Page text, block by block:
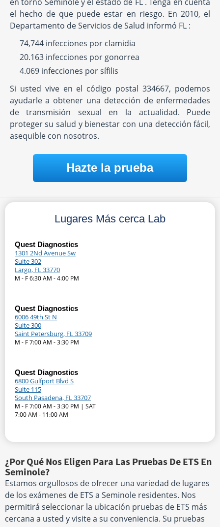
el hecho de que puede estar en riesgo. En 2010, el
Departamento de Servicios de Salud informó FL :
74,744 infecciones por clamidia
20.163 infecciones por gonorrea
4.069 infecciones por sífilis
Si usted vive en el código postal 334667, podemos
ayudarle a obtener una detección de enfermedades
de transmisión sexual en la actualidad. Puede
proteger su salud y bienestar con una detección fácil,
asequible con nosotros.
Hazte la prueba
Lugares Más cerca Lab
Quest Diagnostics
1301 2Nd Avenue Sw
Suite 302
Largo, FL 33770
M - F 6:30 AM - 4:00 PM
Quest Diagnostics
6006 49th St N
Suite 300
Saint Petersburg, FL 33709
M - F 7:00 AM - 3:30 PM
Quest Diagnostics
6800 Gulfport Blvd S
Suite 115
South Pasadena, FL 33707
M - F 7:00 AM - 3:30 PM | SAT
7:00 AM - 11:00 AM
¿Por Qué Nos Eligen Para Las Pruebas De ETS En
Seminole?
Estamos orgullosos de ofrecer una variedad de lugares
de los exámenes de ETS a Seminole residentes. Nos
permitirá seleccionar la ubicación pruebas de ETS más
cercana a usted y visite a su conveniencia. Su pruebas